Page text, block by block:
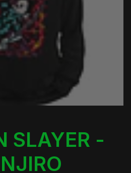
SLAYER -